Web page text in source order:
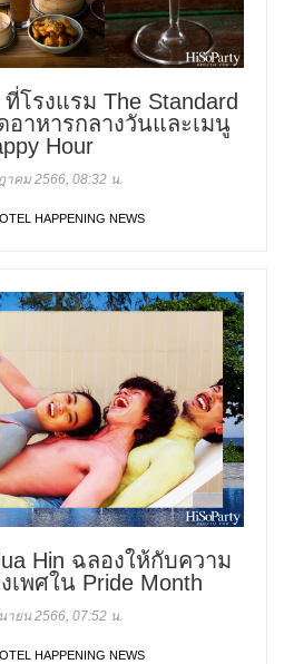
โรงแรม The Standard
อาหารกลางวันและเมนู
Hour
คม 2566, 08:32 น.
HAPPENING NEWS
Hin ฉลองให้กับความ
เพศใน Pride Month
ายน 2566, 07:52 น.
HAPPENING NEWS